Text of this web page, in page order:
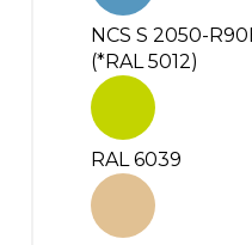
NCS S 2050-
(*RAL 5012)
RAL 6039